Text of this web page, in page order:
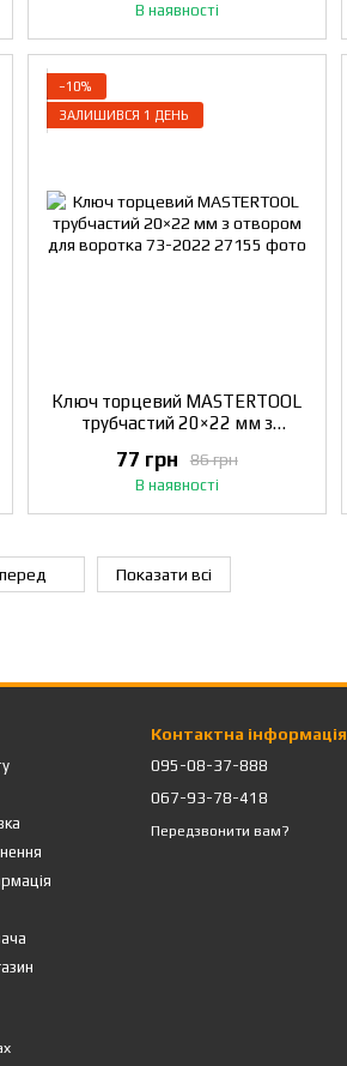
В наявності
−10%
ЗАЛИШИВСЯ 1 ДЕНЬ
Ключ торцевий MASTERTOOL
трубчастий 20×22 мм з
86 грн
77 грн
В наявності
Показати всі
Контактна інформація
095-08-37-888
067-93-78-418
Передзвонити вам?